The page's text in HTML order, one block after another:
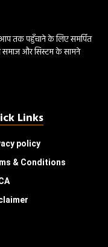
तक पहुँचाने के लिए समर्पित
समाज और सिस्टम के सामने
Links
policy
& Conditions